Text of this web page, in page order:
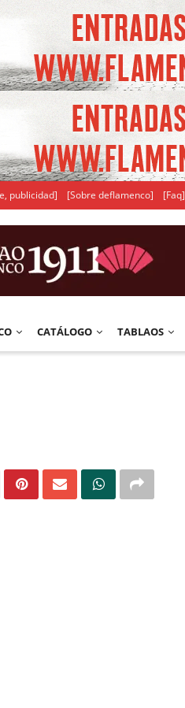
publicidad] [Sobre deflamenco] [Faq]
CATÁLOGO TABLAOS